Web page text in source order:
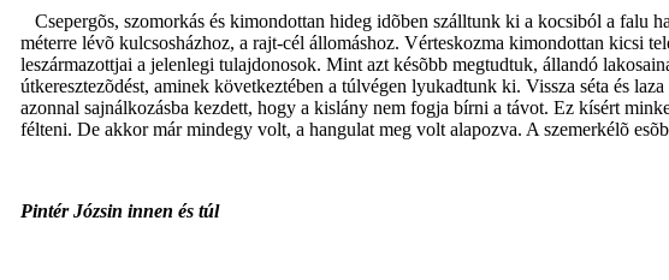
Csepergõs, szomorkás és kimondottan hideg idõben szálltunk ki a kocsiból a falu
méterre lévõ kulcsosházhoz, a rajt-cél állomáshoz. Vérteskozma kimondottan kicsi
leszármazottjai a jelenlegi tulajdonosok. Mint azt késõbb megtudtuk, állandó
útkeresztezõdést, aminek következtében a túlvégen lyukadtunk ki. Vissza séta és
azonnal sajnálkozásba kezdett, hogy a kislány nem fogja bírni a távot. Ez kísért
félteni. De akkor már mindegy volt, a hangulat meg volt alapozva. A szemerkélõ
Pintér Józsin innen és túl